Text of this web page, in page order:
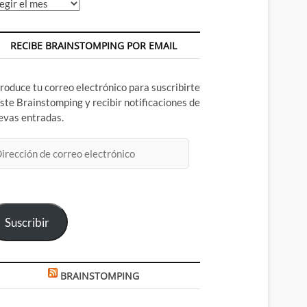
RECIBE BRAINSTOMPING POR EMAIL
tu correo electrónico para suscribirte
Brainstomping y recibir notificaciones de
entradas.
Suscribir
BRAINSTOMPING